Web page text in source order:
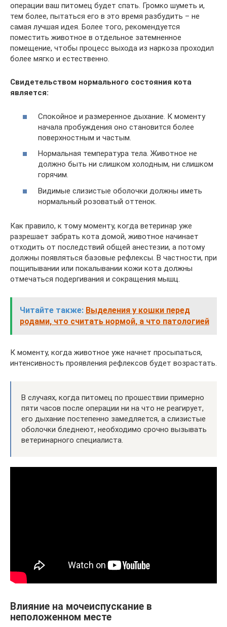
операции ваш питомец будет спать. Громко шуметь и,
тем более, пытаться его в это время разбудить – не
самая лучшая идея. Более того, рекомендуется
поместить животное в отдельное затемненное
помещение, чтобы процесс выхода из наркоза проходил
более мягко и естественно.
Свидетельством нормального состояния кота
является:
Спокойное и размеренное дыхание. К моменту
начала пробуждения оно становится более
поверхностным и частым.
Нормальная температура тела. Животное не
должно быть ни слишком холодным, ни слишком
горячим.
Видимые слизистые оболочки должны иметь
нормальный розоватый оттенок.
Как правило, к тому моменту, когда ветеринар уже
разрешает забрать кота домой, животное начинает
отходить от последствий общей анестезии, а потому
должны появляться базовые рефлексы. В частности, при
пощипывании или покалывании кожи кота должны
отмечаться подергивания и сокращения мышц.
Читайте также: Выделения у кошки перед
родами, что считать нормой, а что патологией
К моменту, когда животное уже начнет просыпаться,
интенсивность проявления рефлексов будет возрастать.
В случаях, когда питомец по прошествии примерно
пяти часов после операции ни на что не реагирует,
его дыхание постепенно замедляется, а слизистые
оболочки бледнеют, необходимо срочно вызывать
ветеринарного специалиста.
Влияние на мочеиспускание в
неположенном месте